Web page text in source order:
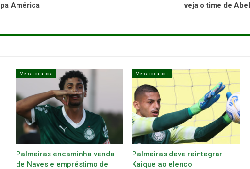
América
veja o time de Abel
Mercado da bola
Palmeiras encaminha venda
de Naves e empréstimo de
Mercado da bola
Palmeiras deve reintegrar
Kaique ao elenco